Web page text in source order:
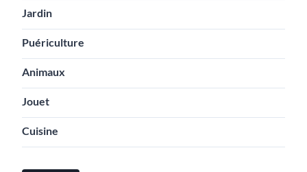
Jardin
Puériculture
Animaux
Jouet
Cuisine